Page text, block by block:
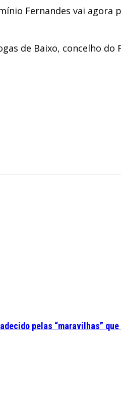
Fernandes vai agora
de Baixo, concelho
pelas “maravilhas”